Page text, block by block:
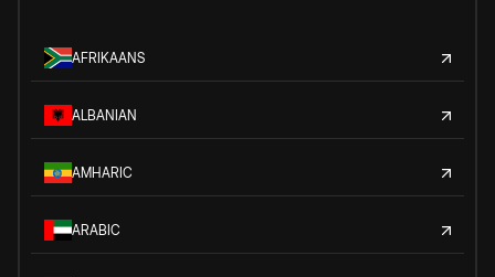
AFRIKAANS
ALBANIAN
AMHARIC
ARABIC